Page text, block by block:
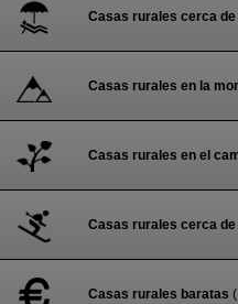
Casas rurales cerca de
Casas rurales en la
Casas rurales en el
Casas rurales cerca de
Casas rurales baratas